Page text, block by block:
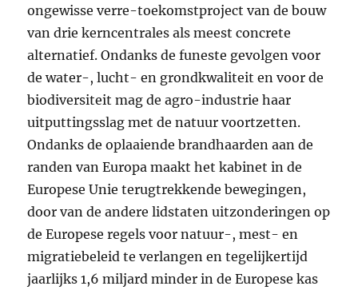
ongewisse verre-toekomstproject van de bouw
van drie kerncentrales als meest concrete
alternatief. Ondanks de funeste gevolgen voor
de water-, lucht- en grondkwaliteit en voor de
biodiversiteit mag de agro-industrie haar
uitputtingsslag met de natuur voortzetten.
Ondanks de oplaaiende brandhaarden aan de
randen van Europa maakt het kabinet in de
Europese Unie terugtrekkende bewegingen,
door van de andere lidstaten uitzonderingen op
de Europese regels voor natuur-, mest- en
migratiebeleid te verlangen en tegelijkertijd
jaarlijks 1,6 miljard minder in de Europese kas